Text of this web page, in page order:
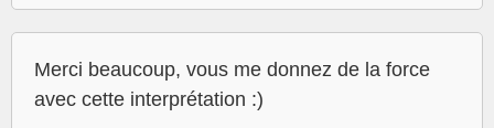
Merci beaucoup, vous me donnez de la force
avec cette interprétation :)